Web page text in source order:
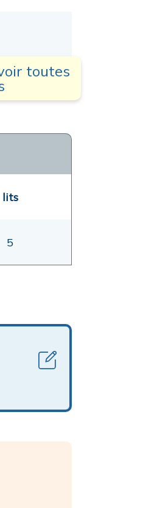
toutes
lits
5